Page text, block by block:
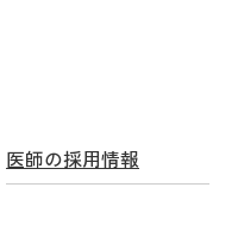
医師の採用情報